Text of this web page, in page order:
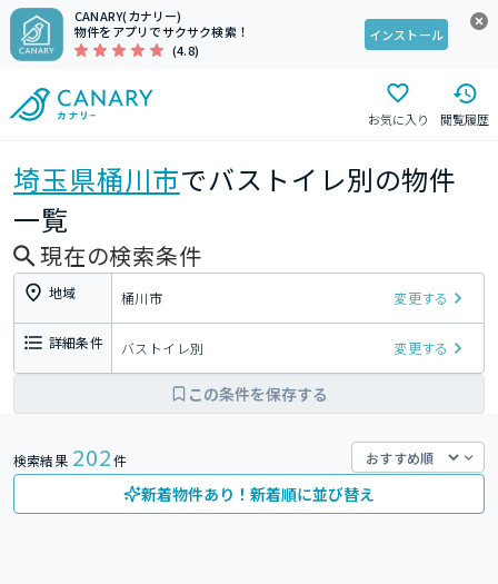
CANARY(カナリー)
物件をアプリでサクサク検索！
(4.8)
インストール
お気に入り 閲覧履歴
埼玉県桶川市でバストイレ別の物件
一覧
現在の検索条件
地域 桶川市 変更する
詳細条件 バストイレ別 変更する
この条件を保存する
検索結果 202件
新着物件あり！新着順に並び替え